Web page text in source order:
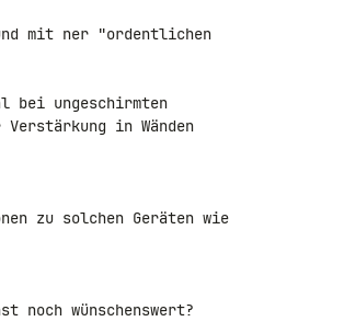
mit ner "ordentlichen
bei ungeschirmten
in Wänden
zu solchen Geräten wie
noch wünschenswert?